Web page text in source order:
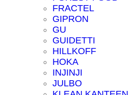
FRACTEL
GIPRON
GU
GUIDETTI
HILLKOFF
HOKA
INJINJI
JULBO